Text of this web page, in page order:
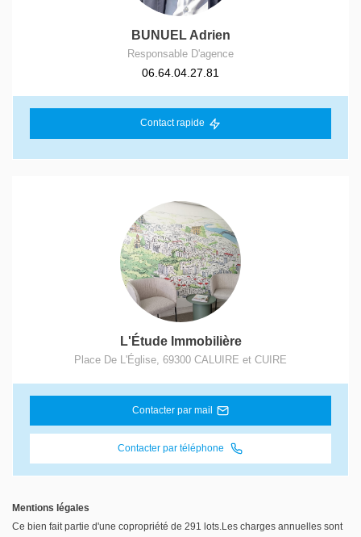
BUNUEL Adrien
Responsable D'agence
06.64.04.27.81
Contact rapide
L'Étude Immobilière
Place De L'Église 69300 CALUIRE et CUIRE
Contacter par mail
Contacter par téléphone
Mentions légales
Ce bien fait partie d'une copropriété de 291 lots.Les charges annuelles sont